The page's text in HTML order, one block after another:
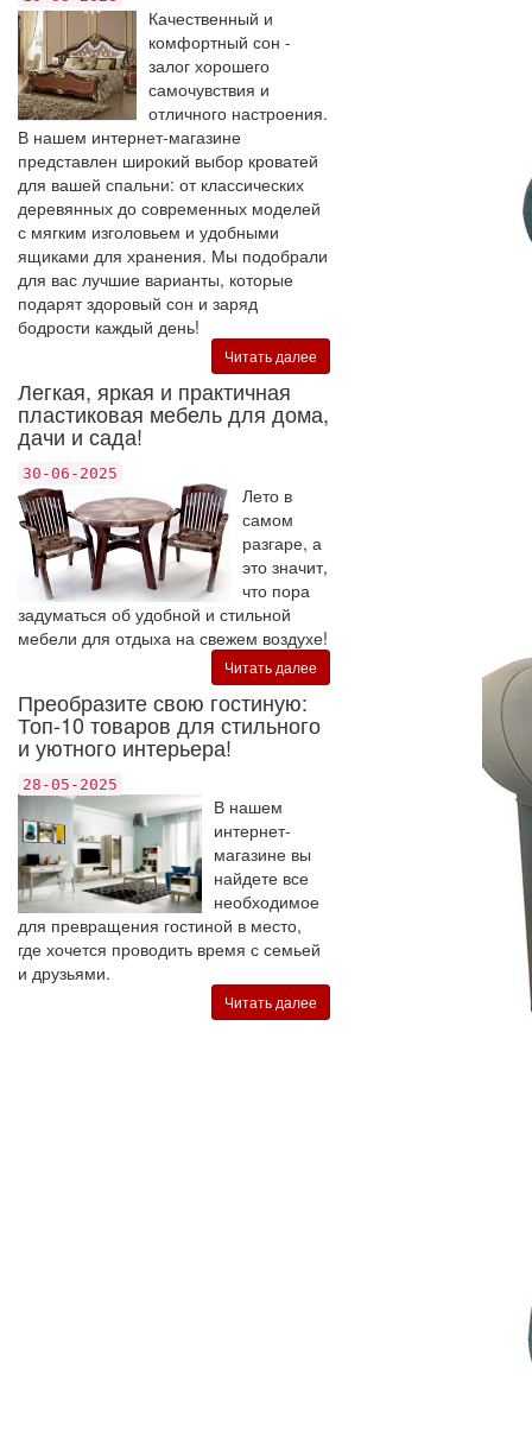
Качественный и
комфортный сон -
залог хорошего
самочувствия и
отличного настроения.
В нашем интернет-магазине
представлен широкий выбор кроватей
для вашей спальни: от классических
деревянных до современных моделей
с мягким изголовьем и удобными
ящиками для хранения. Мы подобрали
для вас лучшие варианты, которые
подарят здоровый сон и заряд
бодрости каждый день!
Читать далее
Легкая, яркая и практичная
пластиковая мебель для дома,
дачи и сада!
30-06-2025
Лето в
самом
разгаре, а
это значит,
что пора
задуматься об удобной и стильной
мебели для отдыха на свежем воздухе!
Читать далее
Преобразите свою гостиную:
Топ-10 товаров для стильного
и уютного интерьера!
28-05-2025
В нашем
интернет-
магазине вы
найдете все
необходимое
для превращения гостиной в место,
где хочется проводить время с семьей
и друзьями.
Читать далее